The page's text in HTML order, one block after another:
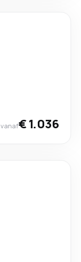
vanaf€ 1.036